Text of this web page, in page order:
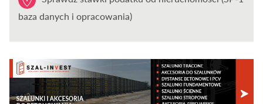
baza danych i opracowania)